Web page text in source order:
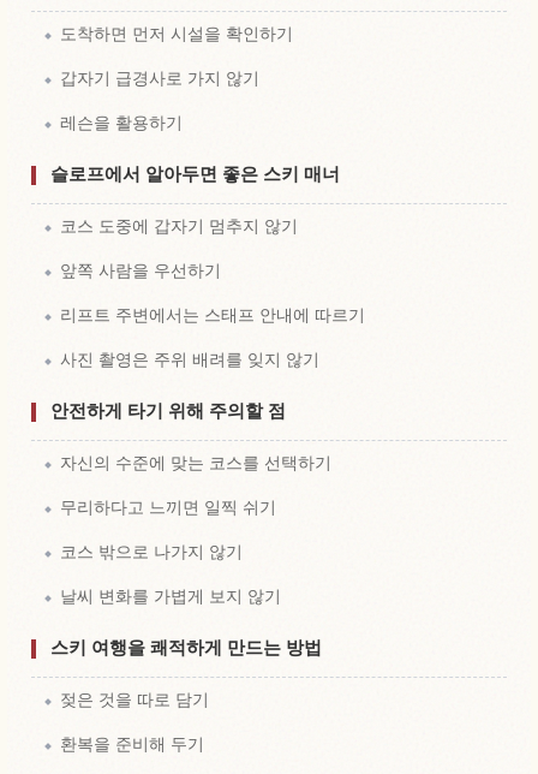
도착하면 먼저 시설을 확인하기
갑자기 급경사로 가지 않기
레슨을 활용하기
슬로프에서 알아두면 좋은 스키 매너
코스 도중에 갑자기 멈추지 않기
앞쪽 사람을 우선하기
리프트 주변에서는 스태프 안내에 따르기
사진 촬영은 주위 배려를 잊지 않기
안전하게 타기 위해 주의할 점
자신의 수준에 맞는 코스를 선택하기
무리하다고 느끼면 일찍 쉬기
코스 밖으로 나가지 않기
날씨 변화를 가볍게 보지 않기
스키 여행을 쾌적하게 만드는 방법
젖은 것을 따로 담기
환복을 준비해 두기